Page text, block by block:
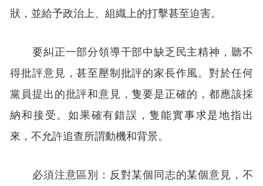
狀，並給予政治上、組織上的打擊甚至迫害。
要糾正一部分領導干部中缺乏民主精神，聽不
得批評意見，甚至壓制批評的家長作風。對於任何
黨員提出的批評和意見，隻要是正確的，都應該採
納和接受。如果確有錯誤，隻能實事求是地指出
來，不允許追查所謂動機和背景。
必須注意區別：反對某個同志的某個意見，不